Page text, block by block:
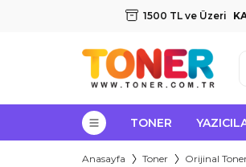
1500 TL ve Üzeri
TONER
Anasayfa Toner Orijinal